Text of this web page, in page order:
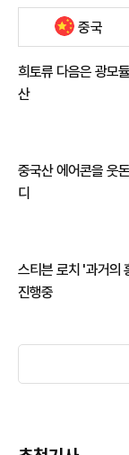
중국
희토류 다음은 광모
산
중국산 에어콘을 웃
디
스티븐 로치 '과거의
진행중